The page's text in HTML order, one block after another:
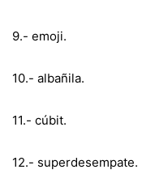
9.- emoji.
10.- albañila.
11.- cúbit.
12.- superdesempate.